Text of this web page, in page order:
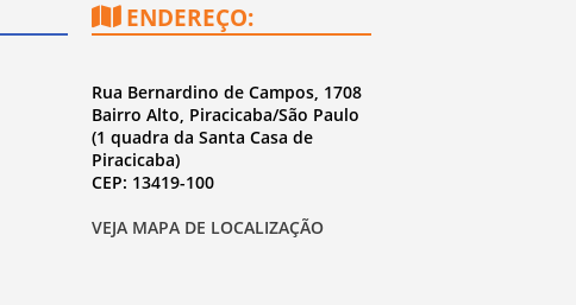
ENDEREÇO:
Rua Bernardino de Campos, 1708
Bairro Alto, Piracicaba/São Paulo
(1 quadra da Santa Casa de
Piracicaba)
CEP: 13419-100
VEJA MAPA DE LOCALIZAÇÃO